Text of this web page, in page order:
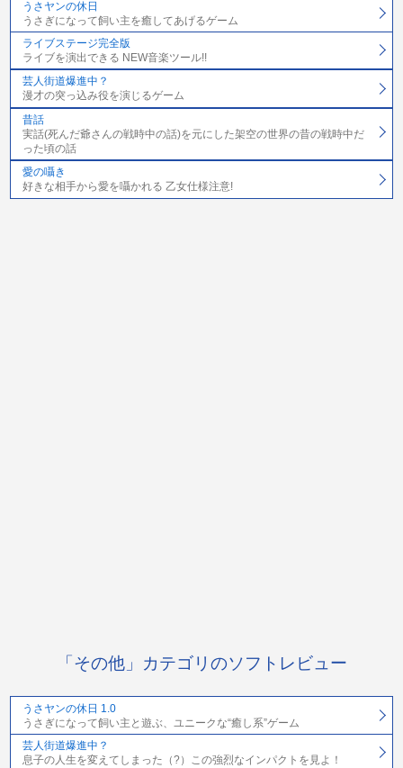
うさヤンの休日
うさぎになって飼い主を癒してあげるゲーム
ライブステージ完全版
ライブを演出できる NEW音楽ツール!!
芸人街道爆進中？
漫才の突っ込み役を演じるゲーム
昔話
実話(死んだ爺さんの戦時中の話)を元にした架空の世界の昔の戦時中だ
った頃の話
愛の囁き
好きな相手から愛を囁かれる 乙女仕様注意!
「その他」カテゴリのソフトレビュー
うさヤンの休日 1.0
うさぎになって飼い主と遊ぶ、ユニークな“癒し系”ゲーム
芸人街道爆進中？
息子の人生を変えてしまった（?）この強烈なインパクトを見よ！